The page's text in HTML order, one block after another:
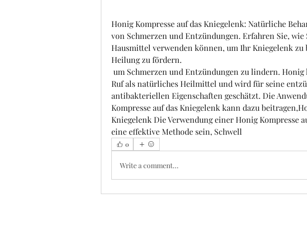
Honig Kompresse auf das Kniegelenk: Natürliche
von Schmerzen und Entzündungen. Erfahren Sie,
Hausmittel verwenden können, um Ihr Kniegelenk zu
Heilung zu fördern.
Ruf als natürliches Heilmittel und wird für seine
antibakteriellen Eigenschaften geschätzt. Die
Kompresse auf das Kniegelenk kann dazu
Kniegelenk Die Verwendung einer Honig Kompresse
eine effektive Methode sein, Schwell
0
Write a comment...